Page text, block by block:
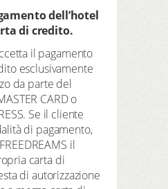
dell’hotel
di credito.
il pagamento
esclusivamente
da parte del
CARD o
Se il cliente
di pagamento,
il
carta di
di autorizzazione